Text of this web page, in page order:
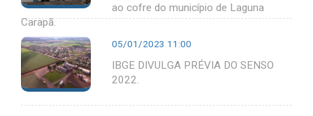
ao cofre do município de Laguna
Carapã.
05/01/2023 11:00
IBGE DIVULGA PRÉVIA DO SENSO
2022.